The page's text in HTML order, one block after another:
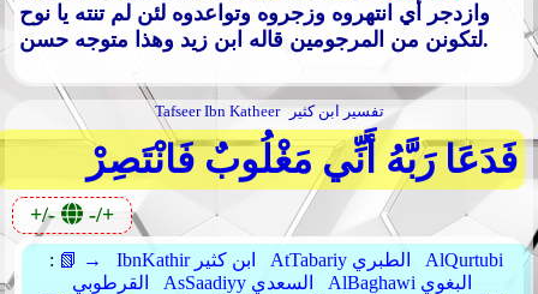
وازدجر أي انتهروه وزجروه وتواعدوه لئن لم تنته يا نوح
لتكونن من المرجومين قاله ابن زيد وهذا متوجه حسن.
Tafseer Ibn Katheer تفسير ابن كثير
فَدَعَا رَبَّهُ أَنِّي مَغْلُوبٌ فَانْتَصِرْ
+/- -/+
: 📗 → IbnKathir ابن كثير AtTabariy الطبري
AlQurtubi
القرطوبي
AsSaadiyy السعدي
AlBaghawi البغوي